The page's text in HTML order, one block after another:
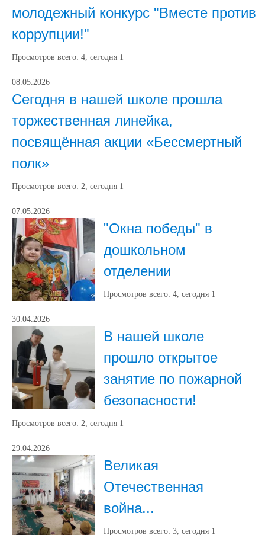
молодежный конкурс "Вместе против
коррупции!"
Просмотров всего: 4, сегодня 1
08.05.2026
Сегодня в нашей школе прошла
торжественная линейка,
посвящённая акции «Бессмертный
полк»
Просмотров всего: 2, сегодня 1
07.05.2026
"Окна победы" в
дошкольном
отделении
Просмотров всего: 4, сегодня 1
30.04.2026
В нашей школе
прошло открытое
занятие по пожарной
безопасности!
Просмотров всего: 2, сегодня 1
29.04.2026
Великая
Отечественная
война...
Просмотров всего: 3, сегодня 1